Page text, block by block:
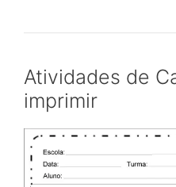
Atividades de
imprimir